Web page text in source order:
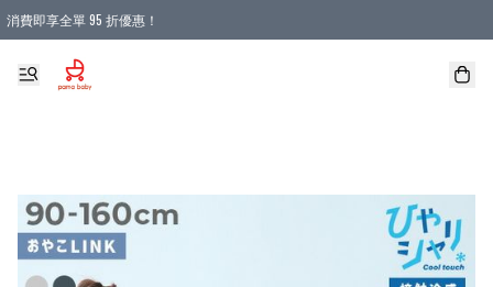
消費即享全單 95 折優惠！
購物滿 HKD 900.00即享免運費優惠！（適用於 本地送貨、本地取貨 )